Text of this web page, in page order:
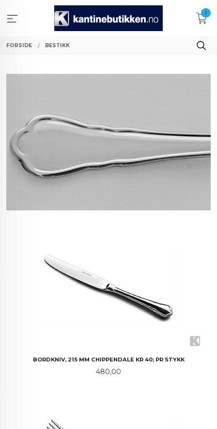
innholdet
0
FORSIDE BESTIKK
BORDKNIV, 215 MM CHIPPENDALE KR 40; PR STYKK
Pris
480,00